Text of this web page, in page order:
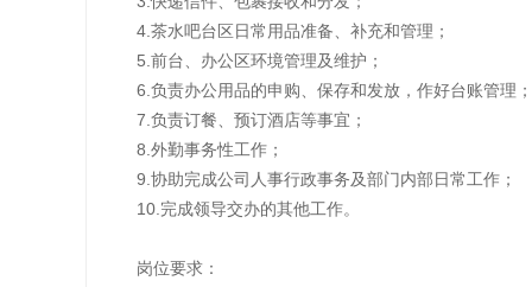
4.茶水吧台区日常用品准备、补充和管理；
5.前台、办公区环境管理及维护；
6.负责办公用品的申购、保存和发放，作好台账管理；
7.负责订餐、预订酒店等事宜；
8.外勤事务性工作；
9.协助完成公司人事行政事务及部门内部日常工作；
10.完成领导交办的其他工作。
岗位要求：